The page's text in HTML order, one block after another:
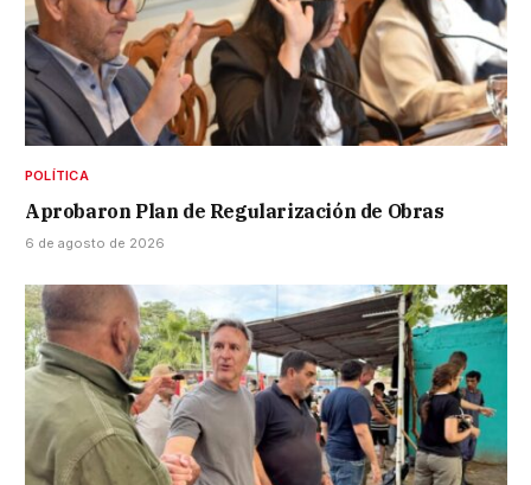
POLÍTICA
Aprobaron Plan de Regularización de Obras
6 de agosto de 2026